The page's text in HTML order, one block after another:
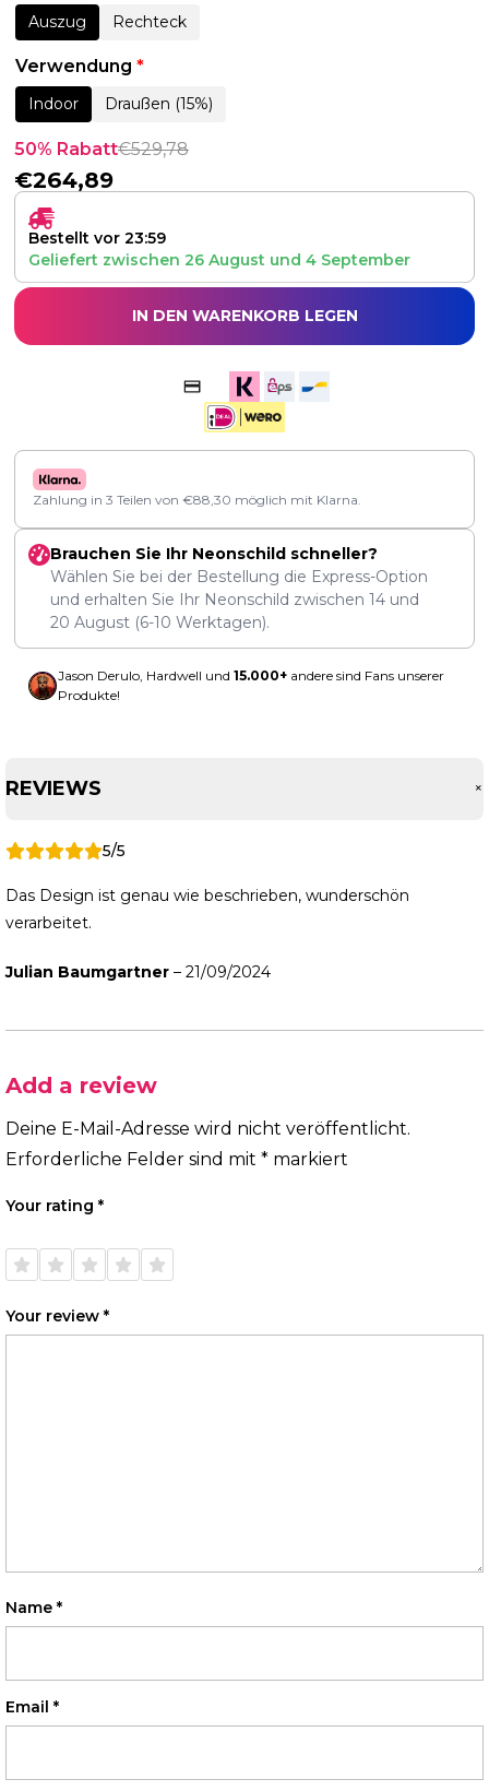
Auszug Rechteck
Verwendung *
Indoor Draußen (15%)
50% Rabatt€529,78
€264,89
Bestellt vor 23:59
Geliefert zwischen 26 August und 4 September
IN DEN WARENKORB LEGEN
Zahlung in 3 Teilen von €88,30 möglich mit Klarna.
Brauchen Sie Ihr Neonschild schneller?
Wählen Sie bei der Bestellung die Express-Option
und erhalten Sie Ihr Neonschild zwischen 14 und
20 August (6-10 Werktagen).
Jason Derulo, Hardwell und 15.000+ andere sind Fans unserer
Produkte!
REVIEWS +
5/5
Das Design ist genau wie beschrieben, wunderschön
verarbeitet.
Julian Baumgartner – 21/09/2024
Add a review
Deine E-Mail-Adresse wird nicht veröffentlicht.
Erforderliche Felder sind mit * markiert
Your rating *
Your review *
Name *
Email *